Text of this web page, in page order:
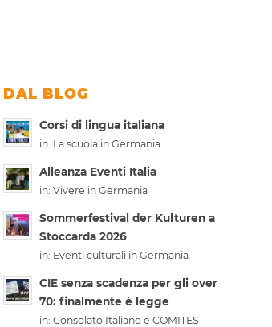
DAL BLOG
Corsi di lingua italiana
in: La scuola in Germania
Alleanza Eventi Italia
in:Vivere in Germania
Sommerfestival der Kulturen a
Stoccarda 2026
in: Eventi culturali in Germania
CIE senza scadenza per gli over
70: finalmente è legge
in:Consolato Italiano e COMITES